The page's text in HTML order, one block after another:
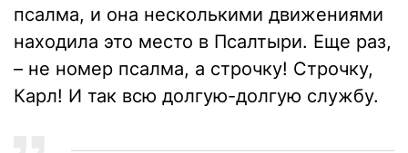
псалма, и она несколькими движениями
находила это место в Псалтыри. Еще раз,
– не номер псалма, а строчку! Строчку,
Карл! И так всю долгую-долгую службу.